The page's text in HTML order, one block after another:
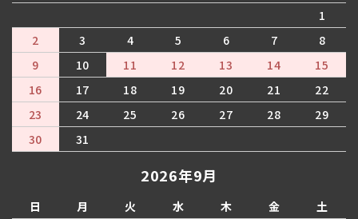
1
2
3 4 5 6 7
8
9
10 11 12 13 14
15
16
17 18 19 20 21
22
23
24 25 26 27 28
29
30
31
2026年9月
日 月 火 水 木 金
土